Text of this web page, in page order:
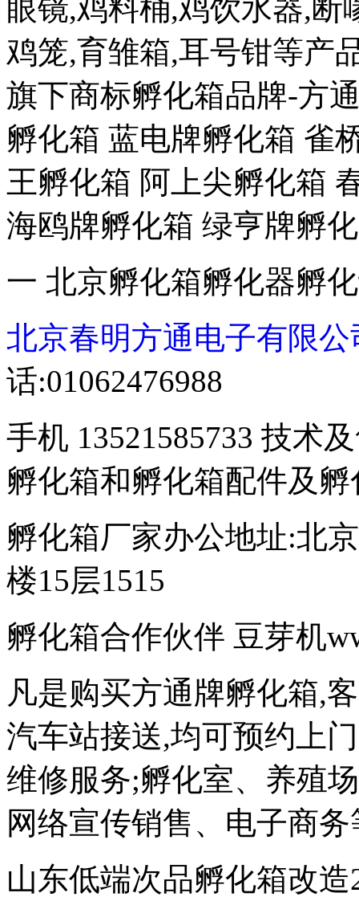
眼镜,鸡料桶,鸡饮水器,
鸡笼,育雏箱,耳号钳等产
旗下商标孵化箱品牌-方
孵化箱 蓝电牌孵化箱 雀
王孵化箱 阿上尖孵化箱
海鸥牌孵化箱 绿亨牌孵
一 北京孵化箱孵化器孵
北京春明方通电子有限公
话:01062476988
手机 13521585733 技术
孵化箱和孵化箱配件及
孵化箱厂家办公地址:北
楼15层1515
孵化箱合作伙伴 豆芽机
凡是购买方通牌孵化箱,
汽车站接送,均可预约上
维修服务;孵化室、养殖
网络宣传销售、电子商务
山东低端次品孵化箱改